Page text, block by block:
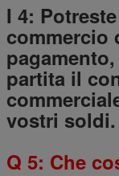
I 4:
commercio
partita il
vostri soldi.
Q 5: Che